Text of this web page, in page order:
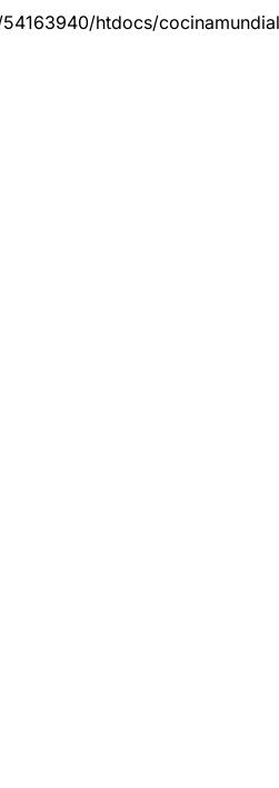
htdocs/